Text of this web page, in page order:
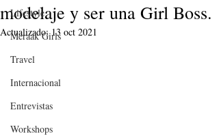
Lifestyle
Meraak Girls
Travel
Internacional
Entrevistas
Workshops
modelaje y ser una Girl Boss.
Actualizado:13 oct 2021